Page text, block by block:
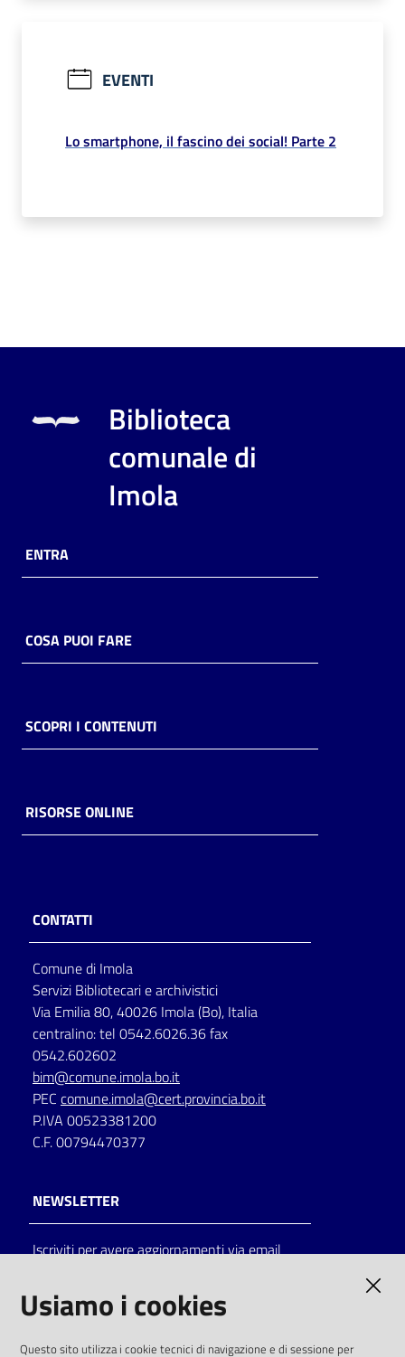
EVENTI
Lo smartphone, il fascino dei social! Parte 2
Biblioteca
comunale di
Imola
ENTRA
COSA PUOI FARE
SCOPRI I CONTENUTI
RISORSE ONLINE
CONTATTI
Comune di Imola
Servizi Bibliotecari e archivistici
Via Emilia 80, 40026 Imola (Bo), Italia
centralino: tel 0542.6026.36 fax
0542.602602
bim@comune.imola.bo.it
PEC comune.imola@cert.provincia.bo.it
P.IVA 00523381200
C.F. 00794470377
NEWSLETTER
Iscriviti per avere aggiornamenti via email
Usiamo i cookies
Questo sito utilizza i cookie tecnici di navigazione e di sessione per